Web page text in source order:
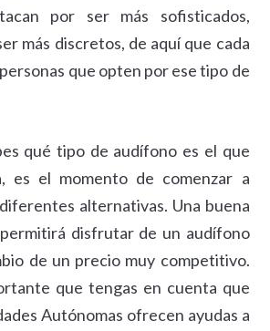
por ser más sofisticados,
más discretos, de aquí que cada
que opten por ese tipo de
qué tipo de audífono es el que
es el momento de comenzar a
alternativas. Una buena
disfrutar de un audífono
de un precio muy competitivo.
que tengas en cuenta que
Autónomas ofrecen ayudas a